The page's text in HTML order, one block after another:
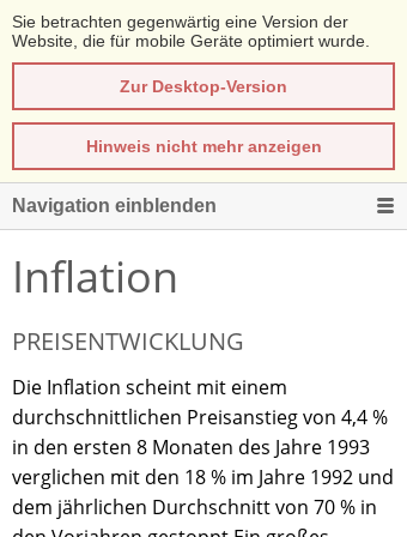
Sie betrachten gegenwärtig eine Version der
Website, die für mobile Geräte optimiert wurde.
Zur Desktop-Version
Hinweis nicht mehr anzeigen
Navigation einblenden
Inflation
PREISENTWICKLUNG
Die Inflation scheint mit einem
durchschnittlichen Preisanstieg von 4,4 %
in den ersten 8 Monaten des Jahre 1993
verglichen mit den 18 % im Jahre 1992 und
dem jährlichen Durchschnitt von 70 % in